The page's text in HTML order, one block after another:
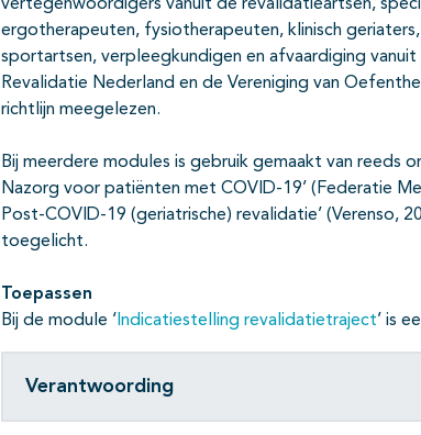
vertegenwoordigers vanuit de revalidatieartsen,
ergotherapeuten, fysiotherapeuten, klinisch
sportartsen, verpleegkundigen en afvaardiging
Revalidatie Nederland en de Vereniging van
richtlijn meegelezen.
Bij meerdere modules is gebruik gemaakt van reeds
Nazorg voor patiënten met COVID-19’ (Federatie
Post-COVID-19 (geriatrische) revalidatie’
toegelicht.
Toepassen
Bij de module ‘Indicatiestelling revalidatietraject’ is
Verantwoording